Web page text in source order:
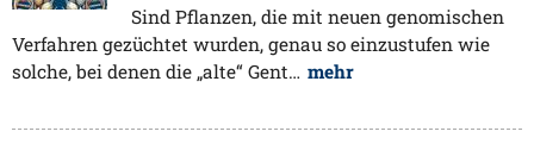
Sind Pflanzen, die mit neuen genomischen
Verfahren gezüchtet wurden, genau so einzustufen wie
solche, bei denen die „alte“ Gent… mehr